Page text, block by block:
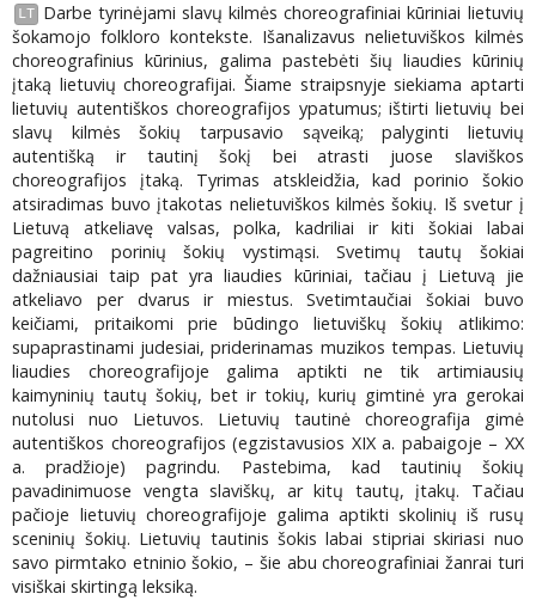
LT
Darbe tyrinėjami slavų kilmės choreografiniai kūriniai lietuvių
šokamojo folkloro kontekste. Išanalizavus nelietuviškos kilmės
choreografinius kūrinius, galima pastebėti šių liaudies kūrinių
įtaką lietuvių choreografijai. Šiame straipsnyje siekiama aptarti
lietuvių autentiškos choreografijos ypatumus; ištirti lietuvių bei
slavų kilmės šokių tarpusavio sąveiką; palyginti lietuvių
autentišką ir tautinį šokį bei atrasti juose slaviškos
choreografijos įtaką. Tyrimas atskleidžia, kad porinio šokio
atsiradimas buvo įtakotas nelietuviškos kilmės šokių. Iš svetur į
Lietuvą atkeliavę valsas, polka, kadriliai ir kiti šokiai labai
pagreitino porinių šokių vystimąsi. Svetimų tautų šokiai
dažniausiai taip pat yra liaudies kūriniai, tačiau į Lietuvą jie
atkeliavo per dvarus ir miestus. Svetimtaučiai šokiai buvo
keičiami, pritaikomi prie būdingo lietuviškų šokių atlikimo:
supaprastinami judesiai, priderinamas muzikos tempas. Lietuvių
liaudies choreografijoje galima aptikti ne tik artimiausių
kaimyninių tautų šokių, bet ir tokių, kurių gimtinė yra gerokai
nutolusi nuo Lietuvos. Lietuvių tautinė choreografija gimė
autentiškos choreografijos (egzistavusios XIX a. pabaigoje – XX
a. pradžioje) pagrindu. Pastebima, kad tautinių šokių
pavadinimuose vengta slaviškų, ar kitų tautų, įtakų. Tačiau
pačioje lietuvių choreografijoje galima aptikti skolinių iš rusų
sceninių šokių. Lietuvių tautinis šokis labai stipriai skiriasi nuo
savo pirmtako etninio šokio, – šie abu choreografiniai žanrai turi
visiškai skirtingą leksiką.